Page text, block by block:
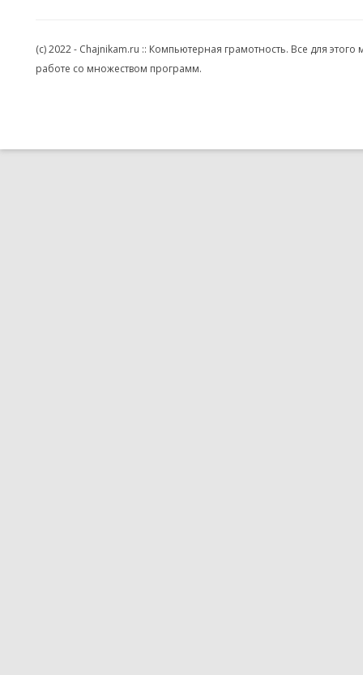
(c) 2022 - Chajnikam.ru :: Компьютерная грамотность. Все для
работе со множеством программ.